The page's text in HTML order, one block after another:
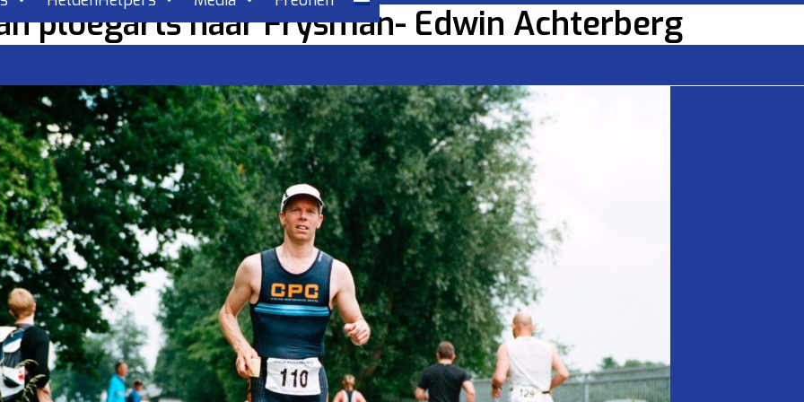
ploegarts naar Frysman- Edwin Achterberg